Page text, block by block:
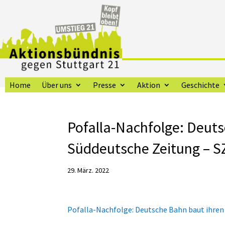
Home Über uns Presse Aktion Geschichte
Pofalla-Nachfolge:
Süddeutsche Zeitung –
29. März. 2022
Pofalla-Nachfolge: Deutsche Bahn baut